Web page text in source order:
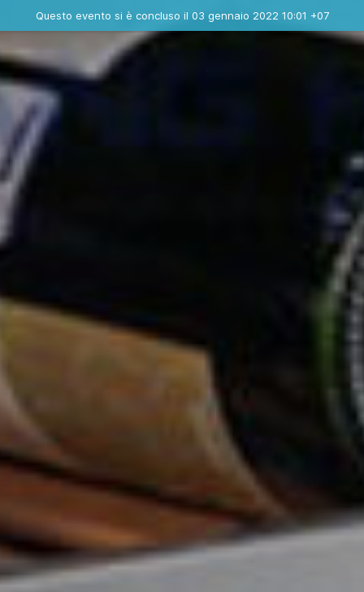
Contatta l'organizzatore
INFO
Questo evento si è concluso il 03 gennaio 2022 10:01 +07